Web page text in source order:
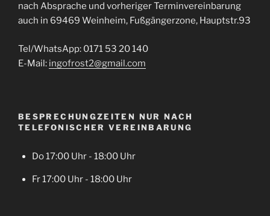
nach Absprache und vorheriger Terminvereinbarung
auch in 69469 Weinheim, Fußgängerzone, Hauptstr.93
Tel/WhatsApp: 0171 53 20 140
E-Mail: ingofrost2@gmail.com
BESPRECHUNGZEITEN NUR NACH
TELEFONISCHER VEREINBARUNG
Do 17:00 Uhr - 18:00 Uhr
Fr 17:00 Uhr - 18:00 Uhr